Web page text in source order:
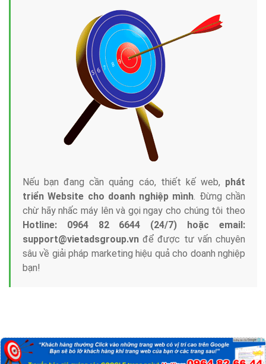
Nếu bạn đang cần quảng cáo, thiết kế web, phát
triển Website cho doanh nghiệp mình. Đừng chần
chừ hãy nhấc máy lên và gọi ngay cho chúng tôi theo
Hotline: 0964 82 6644 (24/7) hoặc email:
support@vietadsgroup.vn để được tư vấn chuyên
sâu về giải pháp marketing hiệu quả cho doanh nghiệp
bạn!